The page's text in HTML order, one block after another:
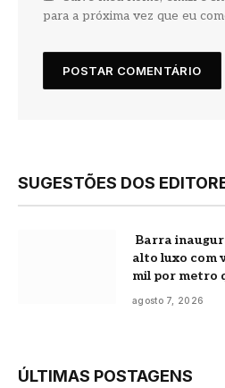
para a próxima vez que eu
SUGESTÕES DOS
Barra
alto luxo com
mil por metro
agosto 7, 2026
ÚLTIMAS POSTAGENS